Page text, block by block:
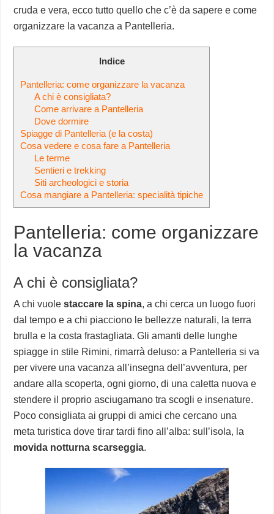
cruda e vera, ecco tutto quello che c’è da sapere e come
organizzare la vacanza a Pantelleria.
Indice
Pantelleria: come organizzare la vacanza
A chi è consigliata?
Come arrivare a Pantelleria
Dove dormire
Spiagge di Pantelleria (e la costa)
Cosa vedere e cosa fare a Pantelleria
Le terme
Sentieri e trekking
Siti archeologici e storia
Cosa mangiare a Pantelleria: specialità tipiche
Pantelleria: come organizzare
la vacanza
A chi è consigliata?
A chi vuolestaccare la spina, a chi cerca un luogo fuori
dal tempo e a chi piacciono le bellezze naturali, la terra
brulla e la costa frastagliata. Gli amanti delle lunghe
spiagge in stile Rimini, rimarrà deluso: a Pantelleria si va
per vivere una vacanza all’insegna dell’avventura, per
andare alla scoperta, ogni giorno, di una caletta nuova e
stendere il proprio asciugamano tra scogli e insenature.
Poco consigliata ai gruppi di amici che cercano una
meta turistica dove tirar tardi fino all’alba: sull’isola, la
movida notturna scarseggia.